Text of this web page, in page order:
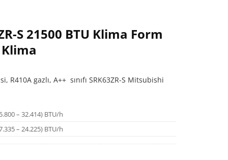
S 21500 BTU Klima Form
gazlı, A++ sınıfı SRK63ZR-S Mitsubishi
– 32.414) BTU/h
– 24.225) BTU/h